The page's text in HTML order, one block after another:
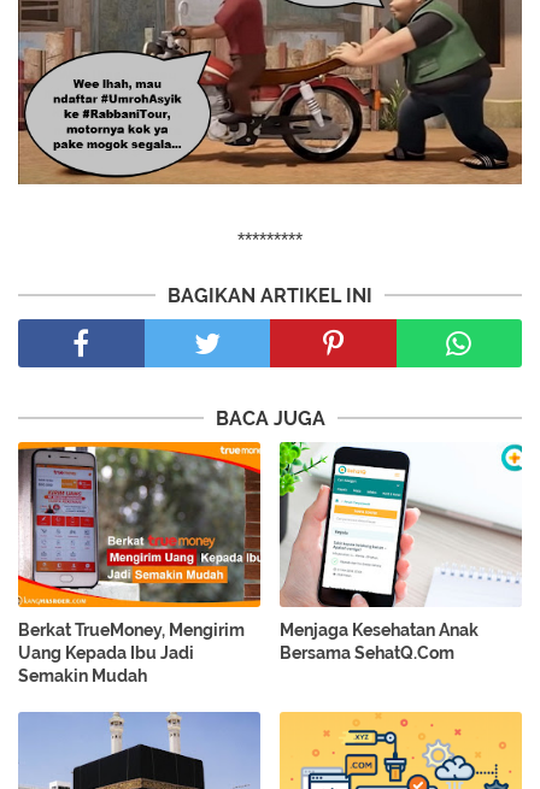
*********
BAGIKAN ARTIKEL INI
BACA JUGA
Berkat TrueMoney, Mengirim
Uang Kepada Ibu Jadi
Semakin Mudah
Menjaga Kesehatan Anak
Bersama SehatQ.Com